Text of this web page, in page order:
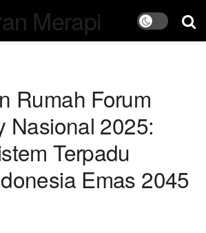
Rumah Forum
Nasional 2025:
Terpadu
Emas 2045